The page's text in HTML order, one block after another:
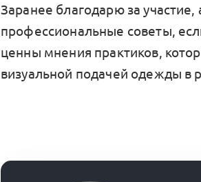
Заранее благодарю за
профессиональные советы,
ценны мнения практиков,
визуальной подачей одежды в